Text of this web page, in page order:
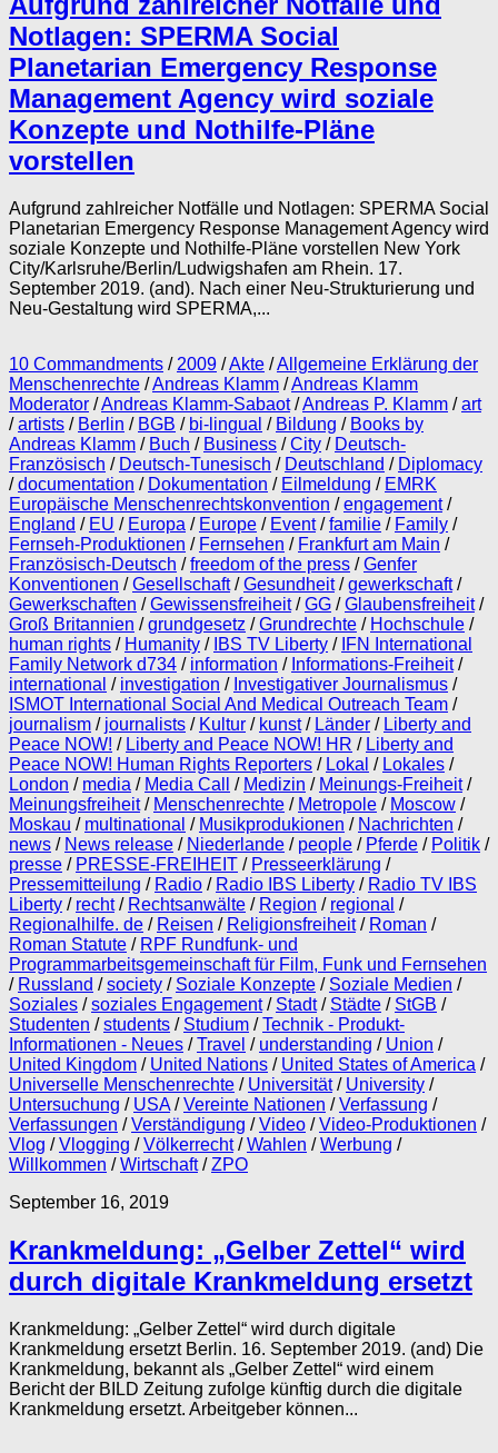
Notlagen: SPERMA Social
Planetarian Emergency Response
Management Agency wird soziale
Konzepte und Nothilfe-Pläne
vorstellen
Aufgrund zahlreicher Notfälle und Notlagen: SPERMA Social
Planetarian Emergency Response Management Agency wird
soziale Konzepte und Nothilfe-Pläne vorstellen New York
City/Karlsruhe/Berlin/Ludwigshafen am Rhein. 17.
September 2019. (and). Nach einer Neu-Strukturierung und
Neu-Gestaltung wird SPERMA,...
10 Commandments / 2009 /Akte /Allgemeine Erklärung der
Menschenrechte /Andreas Klamm /Andreas Klamm
Moderator /Andreas Klamm-Sabaot/Andreas P. Klamm /art
/artists / Berlin / BGB / bi-lingual / Bildung / Books by
Andreas Klamm / Buch / Business /City / Deutsch-
Französisch / Deutsch-Tunesisch / Deutschland / Diplomacy
/documentation / Dokumentation / Eilmeldung / EMRK
Europäische Menschenrechtskonvention /engagement/
England / EU / Europa / Europe / Event/familie / Family /
Fernseh-Produktionen / Fernsehen / Frankfurt am Main /
Französisch-Deutsch /freedom of the press /Genfer
Konventionen /Gesellschaft/Gesundheit/gewerkschaft/
Gewerkschaften /Gewissensfreiheit/GG /Glaubensfreiheit/
Groß Britannien /grundgesetz /Grundrechte / Hochschule /
human rights / Humanity / IBS TV Liberty / IFN International
Family Network d734 / information / Informations-Freiheit/
international / investigation / Investigativer Journalismus /
ISMOT International Social And Medical Outreach Team /
journalism / journalists / Kultur / kunst/ Länder / Liberty and
Peace NOW! / Liberty and Peace NOW! HR / Liberty and
Peace NOW! Human Rights Reporters / Lokal / Lokales /
London / media / Media Call / Medizin / Meinungs-Freiheit/
Meinungsfreiheit/ Menschenrechte / Metropole / Moscow /
Moskau / multinational / Musikprodukionen / Nachrichten /
news / News release / Niederlande / people / Pferde / Politik /
presse / PRESSE-FREIHEIT / Presseerklärung /
Pressemitteilung / Radio / Radio IBS Liberty / Radio TV IBS
Liberty / recht/ Rechtsanwälte / Region / regional /
Regionalhilfe. de / Reisen / Religionsfreiheit/ Roman /
Roman Statute / RPF Rundfunk- und
Programmarbeitsgemeinschaft für Film, Funk und Fernsehen
/ Russland /society / Soziale Konzepte / Soziale Medien /
Soziales /soziales Engagement/ Stadt/ Städte / StGB /
Studenten /students / Studium /Technik - Produkt-
Informationen - Neues /Travel / understanding / Union /
United Kingdom / United Nations / United States of America /
Universelle Menschenrechte / Universität/ University /
Untersuchung / USA /Vereinte Nationen /Verfassung /
Verfassungen /Verständigung /Video /Video-Produktionen /
Vlog /Vlogging /Völkerrecht/Wahlen /Werbung /
Willkommen /Wirtschaft/ZPO
September 16, 2019
Krankmeldung: „Gelber Zettel“ wird
durch digitale Krankmeldung ersetzt
Krankmeldung: „Gelber Zettel“ wird durch digitale
Krankmeldung ersetzt Berlin. 16. September 2019. (and) Die
Krankmeldung, bekannt als „Gelber Zettel“ wird einem
Bericht der BILD Zeitung zufolge künftig durch die digitale
Krankmeldung ersetzt. Arbeitgeber können...